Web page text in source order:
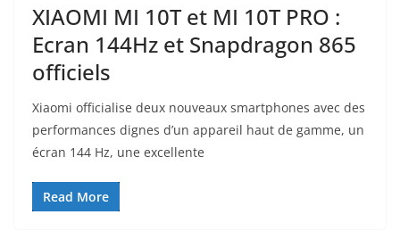
XIAOMI MI 10T et MI 10T PRO :
Ecran 144Hz et Snapdragon 865
officiels
Xiaomi officialise deux nouveaux smartphones avec des
performances dignes d’un appareil haut de gamme, un
écran 144 Hz, une excellente
Read More